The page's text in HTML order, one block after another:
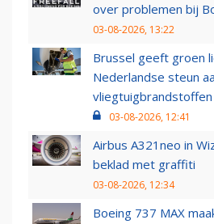
over problemen bij
03-08-2026, 13:22
Brussel geeft groen
Nederlandse steun
vliegtuigbrandstoffen
03-08-2026, 12:41
Airbus A321neo in
beklad met graffiti
03-08-2026, 12:34
Boeing 737 MAX